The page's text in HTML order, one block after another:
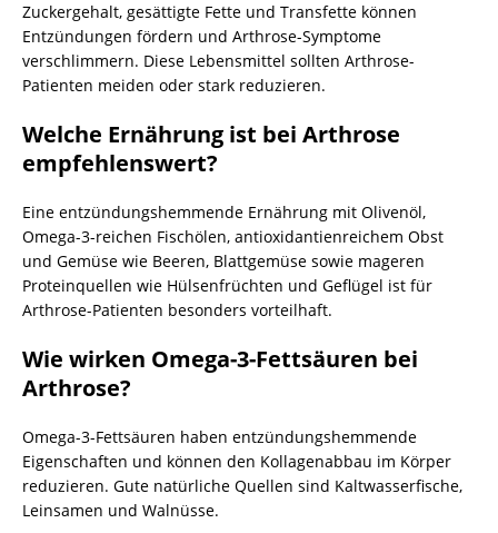
Zuckergehalt, gesättigte Fette und Transfette können
Entzündungen fördern und Arthrose-Symptome
verschlimmern. Diese Lebensmittel sollten Arthrose-
Patienten meiden oder stark reduzieren.
Welche Ernährung ist bei Arthrose
empfehlenswert?
Eine entzündungshemmende Ernährung mit Olivenöl,
Omega-3-reichen Fischölen, antioxidantienreichem Obst
und Gemüse wie Beeren, Blattgemüse sowie mageren
Proteinquellen wie Hülsenfrüchten und Geflügel ist für
Arthrose-Patienten besonders vorteilhaft.
Wie wirken Omega-3-Fettsäuren bei
Arthrose?
Omega-3-Fettsäuren haben entzündungshemmende
Eigenschaften und können den Kollagenabbau im Körper
reduzieren. Gute natürliche Quellen sind Kaltwasserfische,
Leinsamen und Walnüsse.